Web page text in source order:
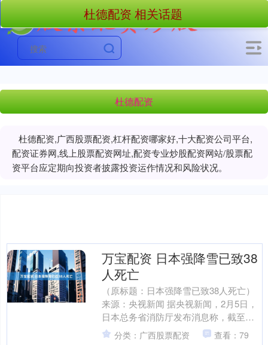
杜德配资
杜德配资,广西股票配资,杠杆配资哪家好,十大配资公司平台,
配资证券网,线上股票配资网址,配资专业炒股配资网站/股票配
资平台应定期向投资者披露投资运作情况和风险状况。
杜德配资 相关话题
万宝配资 日本强降雪已致38
人死亡
（原标题：日本强降雪已致38人死亡）
来源：央视新闻 据央视新闻，2月5日，
日本总务省消防厅发布消息称，截至目
前，自1月20日以来的强降雪已在日本全
分类：广西股票配资 查看：79